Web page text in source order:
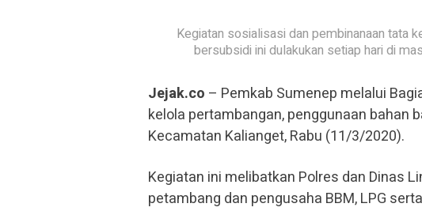
Kegiatan sosialisasi dan pembinanaan tata
bersubsidi ini dulakukan setiap hari di
Jejak.co – Pemkab Sumenep melalui
kelola pertambangan, penggunaan bahan
Kecamatan Kalianget, Rabu (11/3/2020).
Kegiatan ini melibatkan Polres dan Dinas
petambang dan pengusaha BBM, LPG